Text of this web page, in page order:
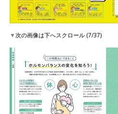
▼次の画像は下へスクロール (7/37)